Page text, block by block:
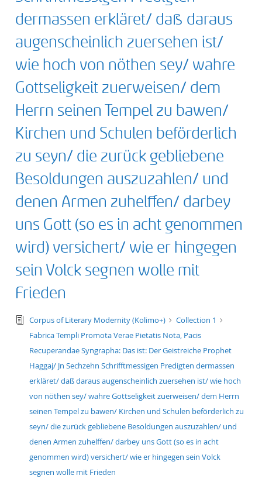
dermassen erkläret/ daß daraus
augenscheinlich zuersehen ist/
wie hoch von nöthen sey/ wahre
Gottseligkeit zuerweisen/ dem
Herrn seinen Tempel zu bawen/
Kirchen und Schulen beförderlich
zu seyn/ die zurück gebliebene
Besoldungen auszuzahlen/ und
denen Armen zuhelffen/ darbey
uns Gott (so es in acht genommen
wird) versichert/ wie er hingegen
sein Volck segnen wolle mit
Frieden
text/tg.edition+tg.aggregation+xml
Corpus of Literary Modernity (Kolimo+)
Collection 1
Fabrica Templi Promota Verae Pietatis Nota, Pacis
Recuperandae Syngrapha: Das ist: Der Geistreiche Prophet
Haggaj/ Jn Sechzehn Schrifftmessigen Predigten dermassen
erkläret/ daß daraus augenscheinlich zuersehen ist/ wie hoch
von nöthen sey/ wahre Gottseligkeit zuerweisen/ dem Herrn
seinen Tempel zu bawen/ Kirchen und Schulen beförderlich zu
seyn/ die zurück gebliebene Besoldungen auszuzahlen/ und
denen Armen zuhelffen/ darbey uns Gott (so es in acht
genommen wird) versichert/ wie er hingegen sein Volck
segnen wolle mit Frieden